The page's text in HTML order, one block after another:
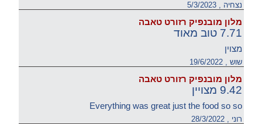
נצחיה , 5/3/2023
מלון מובנפיק רזורט טאבה
7.71 טוב מאוד
מצוין
שוש , 19/6/2022
מלון מובנפיק רזורט טאבה
9.42 מצויין
Everything was great just the food so so
רוני , 28/3/2022